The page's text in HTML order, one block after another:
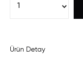
Ürün Detay